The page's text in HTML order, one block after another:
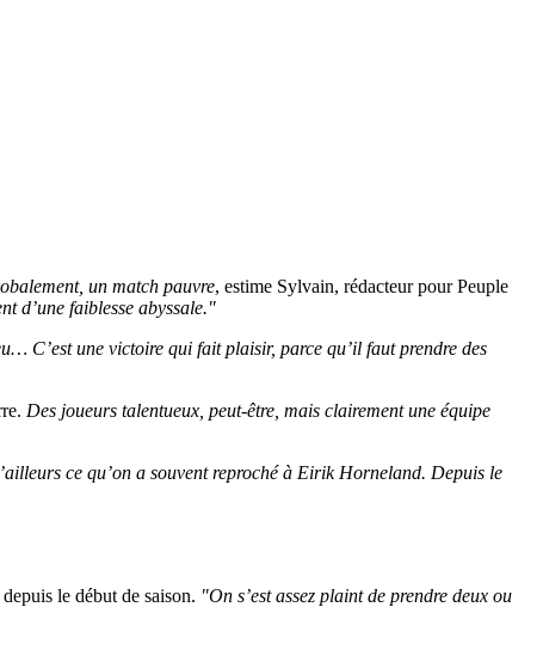
un match pauvre, estime Sylvain, rédacteur pour Peuple
d’une faiblesse abyssale."
C’est une victoire qui fait plaisir, parce qu’il faut prendre des
Des joueurs talentueux, peut-être, mais clairement une équipe
ce qu’on a souvent reproché à Eirik Horneland. Depuis le
le début de saison. "On s’est assez plaint de prendre deux ou